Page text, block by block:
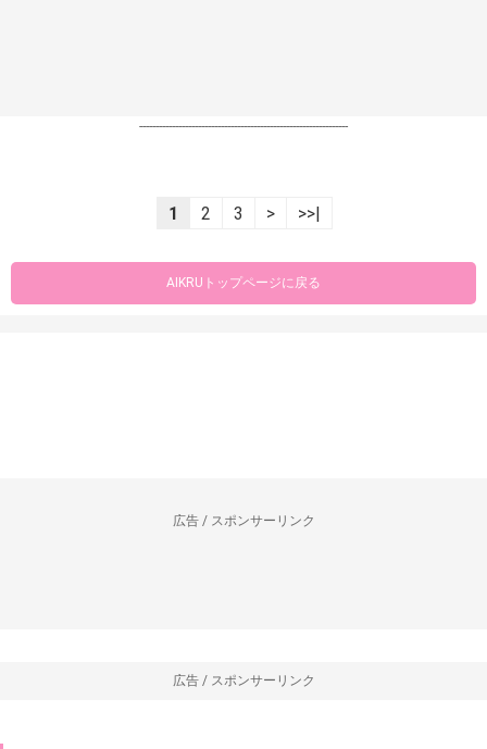
----------------------------------------------------------------
1 2 3 > >>|
AIKRUトップページに戻る
広告 / スポンサーリンク
広告 / スポンサーリンク